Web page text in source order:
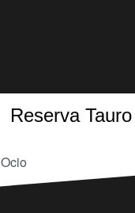
Reserva Tauro
Ocio